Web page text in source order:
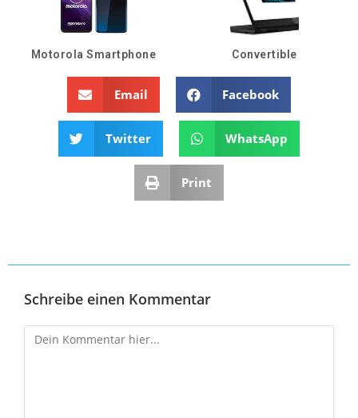
Motorola Smartphone Convertible
Email Facebook
Twitter WhatsApp
Print
Schreibe einen Kommentar